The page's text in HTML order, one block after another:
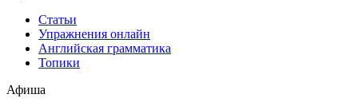
Статьи
Упражнения онлайн
Английская грамматика
Топики
Афиша